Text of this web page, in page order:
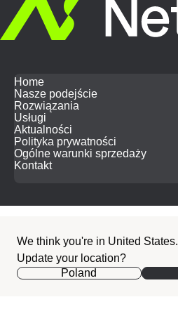
We think you're in United States.
Update your location?
Poland
Home
Nasze podejście
Rozwiązania
Usługi
Aktualności
Polityka prywatności
Ogólne warunki sprzedaży
Kontakt
for: